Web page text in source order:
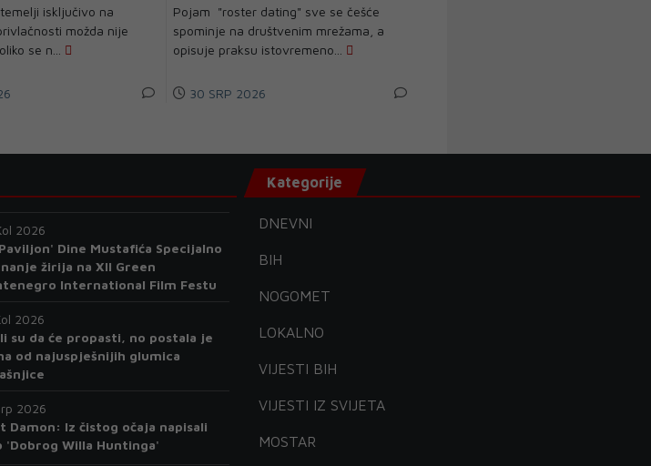
isključivo na
možda nije
se n...
Pojam "roster dating" sve se češće
spominje na društvenim mrežama, a
opisuje praksu istovremeno...
30 SRP 2026
2026
Dine Mustafića Specijalno
žirija na XII Green
International Film Festu
2026
su da će propasti, no postala je
od najuspješnijih glumica
2026
Damon: Iz čistog očaja napisali
'Dobrog Willa Huntinga'
Kategorije
DNEVNI
BIH
NOGOMET
LOKALNO
VIJESTI BIH
VIJESTI IZ SVIJETA
MOSTAR